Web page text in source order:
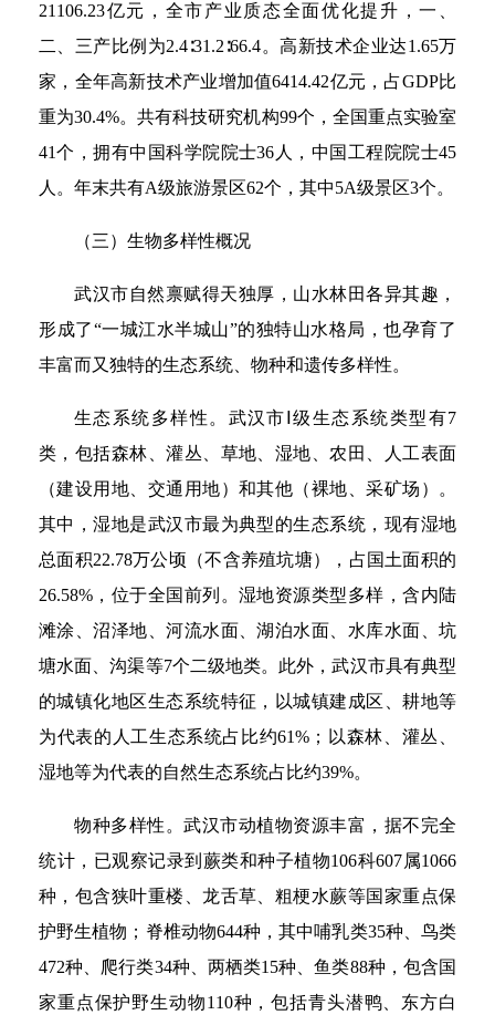
21106.23亿元，全市产业质态全面优化提升，一、
二、三产比例为2.4∶31.2∶66.4。高新技术企业达1.65万
家，全年高新技术产业增加值6414.42亿元，占GDP比
重为30.4%。共有科技研究机构99个，全国重点实验室
41个，拥有中国科学院院士36人，中国工程院院士45
人。年末共有A级旅游景区62个，其中5A级景区3个。
（三）生物多样性概况
武汉市自然禀赋得天独厚，山水林田各异其趣，
形成了“一城江水半城山”的独特山水格局，也孕育了
丰富而又独特的生态系统、物种和遗传多样性。
生态系统多样性。武汉市Ⅰ级生态系统类型有7
类，包括森林、灌丛、草地、湿地、农田、人工表面
（建设用地、交通用地）和其他（裸地、采矿场）。
其中，湿地是武汉市最为典型的生态系统，现有湿地
总面积22.78万公顷（不含养殖坑塘），占国土面积的
26.58%，位于全国前列。湿地资源类型多样，含内陆
滩涂、沼泽地、河流水面、湖泊水面、水库水面、坑
塘水面、沟渠等7个二级地类。此外，武汉市具有典型
的城镇化地区生态系统特征，以城镇建成区、耕地等
为代表的人工生态系统占比约61%；以森林、灌丛、
湿地等为代表的自然生态系统占比约39%。
物种多样性。武汉市动植物资源丰富，据不完全
统计，已观察记录到蕨类和种子植物106科607属1066
种，包含狭叶重楼、龙舌草、粗梗水蕨等国家重点保
护野生植物；脊椎动物644种，其中哺乳类35种、鸟类
472种、爬行类34种、两栖类15种、鱼类88种，包含国
家重点保护野生动物110种，包括青头潜鸭、东方白